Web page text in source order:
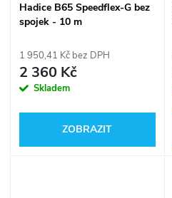
Hadice B65 Speedflex-G bez
spojek - 10 m
1 950,41 Kč bez DPH
2 360 Kč
Skladem
ZOBRAZIT